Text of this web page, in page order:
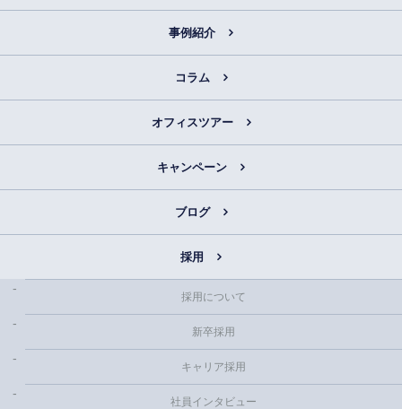
事例紹介
コラム
オフィスツアー
キャンペーン
ブログ
採用
採用について
新卒採用
キャリア採用
社員インタビュー